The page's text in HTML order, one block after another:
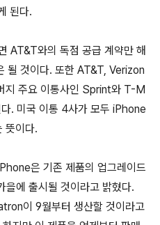
된다.
AT&T와의 독점 공급 계약만 해
될 것이다. 또한 AT&T, Verizon
지 주요 이통사인 Sprint와 T-M
. 미국 이통 4사가 모두 iPhone
뜻이다.
은 기존 제품의 업그레이드
에 출시될 것이라고 밝혔다.
이 9월부터 생산할 것이라고